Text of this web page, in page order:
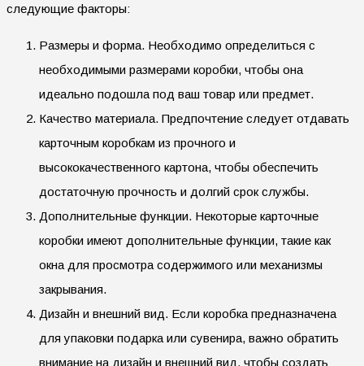
следующие факторы:
Размеры и форма. Необходимо определиться с
необходимыми размерами коробки, чтобы она
идеально подошла под ваш товар или предмет.
Качество материала. Предпочтение следует отдавать
карточным коробкам из прочного и
высококачественного картона, чтобы обеспечить
достаточную прочность и долгий срок службы.
Дополнительные функции. Некоторые карточные
коробки имеют дополнительные функции, такие как
окна для просмотра содержимого или механизмы
закрывания.
Дизайн и внешний вид. Если коробка предназначена
для упаковки подарка или сувенира, важно обратить
внимание на дизайн и внешний вид, чтобы создать